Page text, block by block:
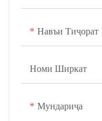
Навъи Тиҷорат
Номи Ширкат
Мундариҷа